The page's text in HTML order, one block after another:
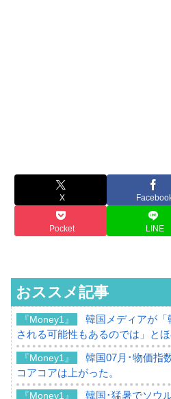
X
Pocket LINE
おススメ記事
『Money1』
韓国メディアが「
される可能性もあるのでは」とほ
『Money1』
韓国07月･物価指
コアコアは上がった。
『Money1』
韓国･猛暑でソウ